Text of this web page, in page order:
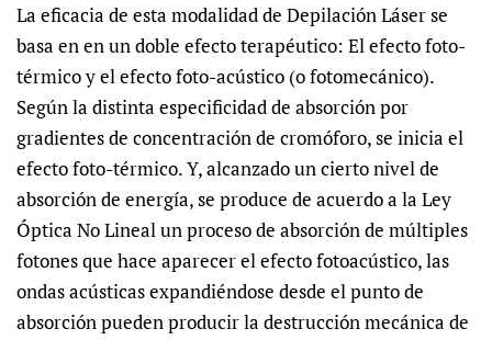
La eficacia de esta modalidad de Depilación Láser se
basa en en un doble efecto terapéutico: El efecto foto-
térmico y el efecto foto-acústico (o fotomecánico).
Según la distinta especificidad de absorción por
gradientes de concentración de cromóforo, se inicia el
efecto foto-térmico. Y, alcanzado un cierto nivel de
absorción de energía, se produce de acuerdo a la Ley
Óptica No Lineal un proceso de absorción de múltiples
fotones que hace aparecer el efecto fotoacústico, las
ondas acústicas expandiéndose desde el punto de
absorción pueden producir la destrucción mecánica de